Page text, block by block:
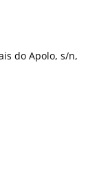
do Apolo, s/n,